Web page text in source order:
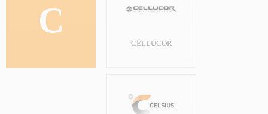
C
CELLUCOR